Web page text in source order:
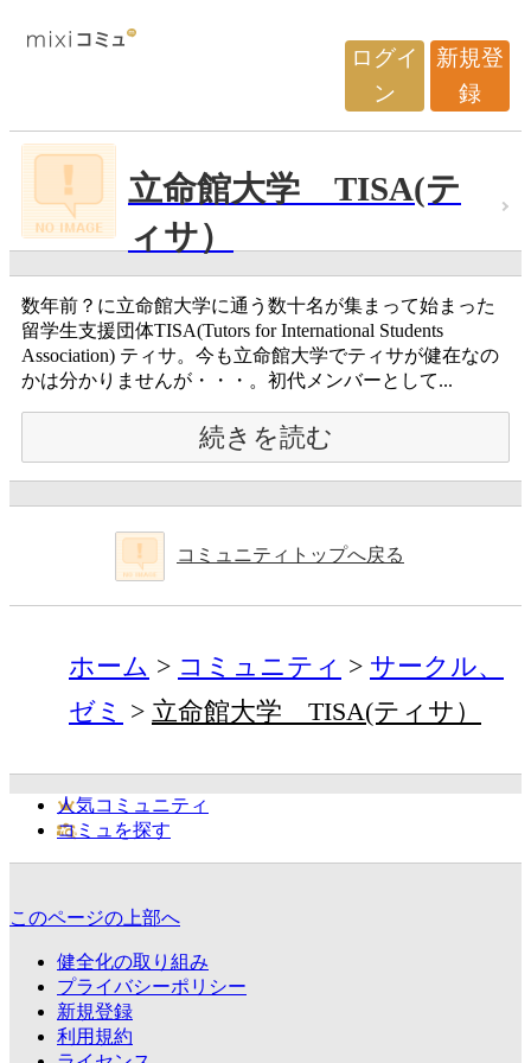
ログイ
ン
新規登
録
立命館大学 TISA(テ
ィサ）
数年前？に立命館大学に通う数十名が集まって始まった
留学生支援団体TISA(Tutors for International Students
Association) ティサ。今も立命館大学でティサが健在なの
かは分かりませんが・・・。初代メンバーとして...
続きを読む
コミュニティトップへ戻る
ホーム コミュニティ
サークル、
ゼミ
立命館大学 TISA(ティサ）
人気コミュニティ
コミュを探す
このページの上部へ
健全化の取り組み
プライバシーポリシー
新規登録
利用規約